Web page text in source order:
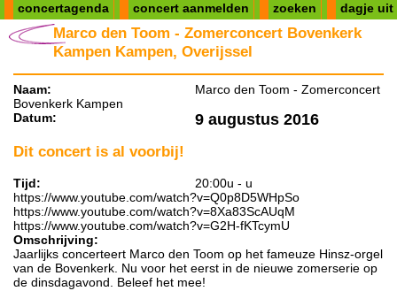
concertagenda concert aanmelden zoeken dagje uit
Marco den Toom - Zomerconcert Bovenkerk
Kampen Kampen, Overijssel
Naam:
Marco den Toom - Zomerconcert
Bovenkerk Kampen
Datum:
9 augustus 2016
Dit concert is al voorbij!
Tijd:
20:00u - u
https://www.youtube.com/watch?v=Q0p8D5WHpSo
https://www.youtube.com/watch?v=8Xa83ScAUqM
https://www.youtube.com/watch?v=G2H-fKTcymU
Omschrijving:
Jaarlijks concerteert Marco den Toom op het fameuze Hinsz-orgel
van de Bovenkerk. Nu voor het eerst in de nieuwe zomerserie op
de dinsdagavond. Beleef het mee!